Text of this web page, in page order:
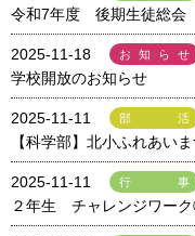
令和7年度 後期生徒総会
2025-11-18 お知らせ
学校開放のお知らせ
2025-11-11 部活
【科学部】北小ふれあい
2025-11-11 行事
２年生 チャレンジワー